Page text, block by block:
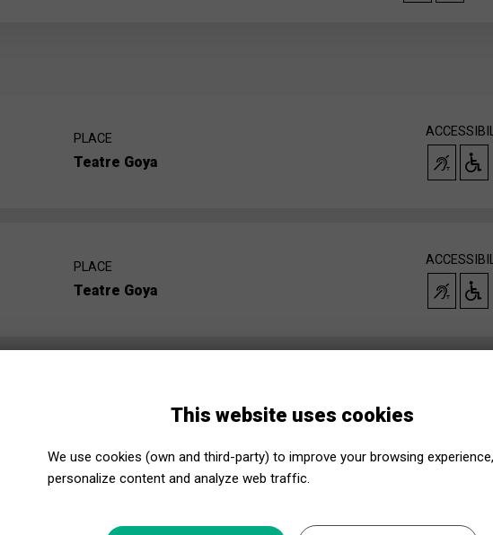
PLACE
Teatre Goya
PLACE
Teatre Goya
This website uses cookies
We use cookies (own and third-party) to improve your browsing experience,
personalize content and analyze web traffic.